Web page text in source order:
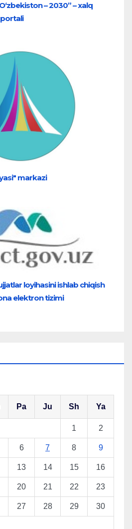
– 2030” – xalq
markazi
loyihasini ishlab chiqish
elektron tizimi
Pa Ju Sh Ya
1 2
6 7 8 9
13 14 15 16
20 21 22 23
27 28 29 30